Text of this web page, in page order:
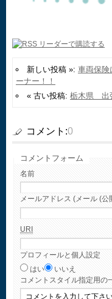
新しい投稿 »: 車両保
ーナー！！
« 古い投稿: 栃木県 出
コメント:0
コメントフォーム
名前
メールアドレス (メール (公
URI
プロフィールと個人設定
はい
いいえ
コメント スタイル指定用の